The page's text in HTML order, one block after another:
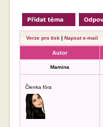
Verze pro tisk |Napsat e-mail
Autor
Mamina
Členka fóra